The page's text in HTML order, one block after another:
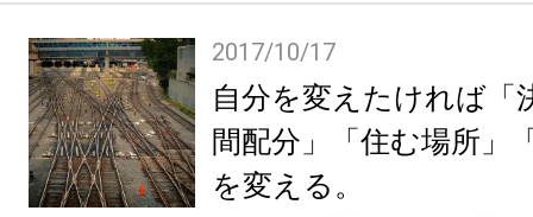
2017/10/17
自分を変えたければ「
間配分」「住む場所」
を変える。